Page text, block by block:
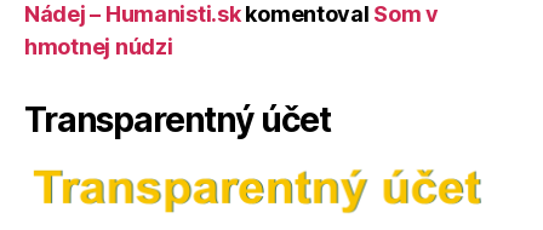
Nádej – Humanisti.skkomentoval Som v
hmotnej núdzi
Transparentný účet